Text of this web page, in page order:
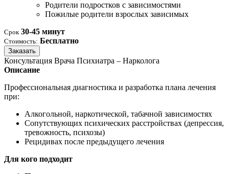
Родители подростков с зависимостями
Пожилые родители взрослых зависимых
Срок 30-45 минут
Стоимость: Бесплатно
Заказать
Консультация Врача Психиатра – Нарколога
Описание
Профессиональная диагностика и разработка плана лечения
при:
Алкогольной, наркотической, табачной зависимостях
Сопутствующих психических расстройствах (депрессия,
тревожность, психозы)
Рецидивах после предыдущего лечения
Для кого подходит